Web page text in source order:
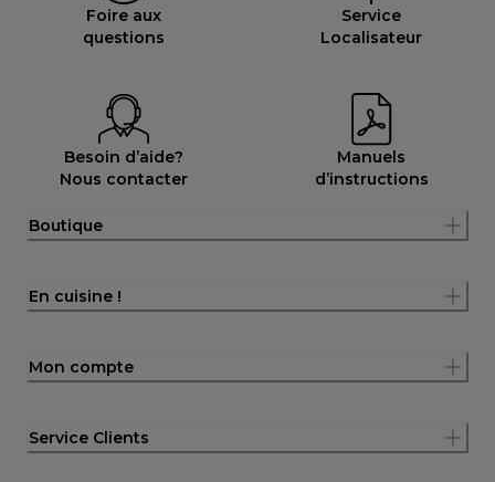
Foire aux
questions
Service
Localisateur
Besoin d’aide?
Nous contacter
Manuels
d’instructions
Boutique
En cuisine !
Mon compte
Service Clients